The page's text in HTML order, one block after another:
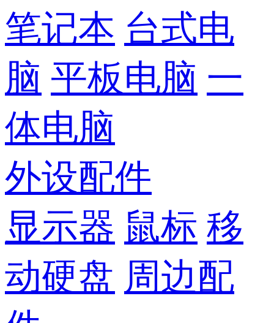
笔记本 台式电
脑 平板电脑 一
体电脑
外设配件
显示器 鼠标 移
动硬盘 周边配